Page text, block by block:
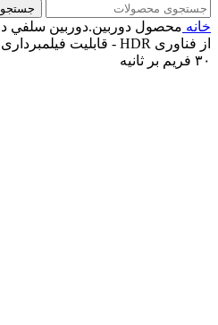
جستجو
خانه محصول دوربين.دوربين سلفي
۳۰ فریم بر ثانیه